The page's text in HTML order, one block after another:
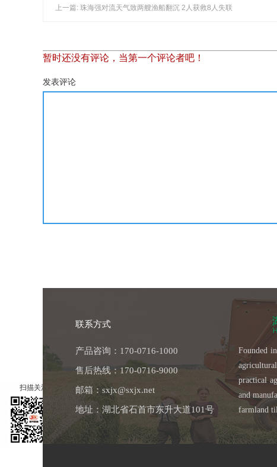
上一篇: 珠海强对流天气致两艘渔船翻沉 2人获救8人失联
暂时还没有评论，当第一个评论者吧！
发表评论
产品咨询：170-0716-1000
售后热线：170-0716-9000
邮箱：sxjx@sxjx.net
地址：湖北省石首市东升大道101号
联系方式
Founded
practical
and
farmland
扫描关注